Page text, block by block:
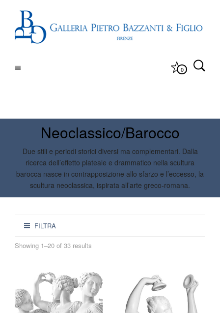
0
Neoclassico/Barocco
Due stili e periodi storici diversi ma complementari. Dalla
ricerca dell’effetto plateale e drammatico nella scultura
barocca nasce in contrapposizione allo sfarzo e l’eccesso, la
scultura neoclassica, ispirata all’arte greco-romana.
FILTRA
Showing 1–20 of 33 results